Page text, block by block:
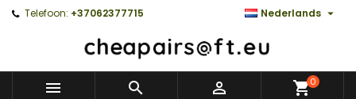
Telefoon: +37062377715 Nederlands 
   0